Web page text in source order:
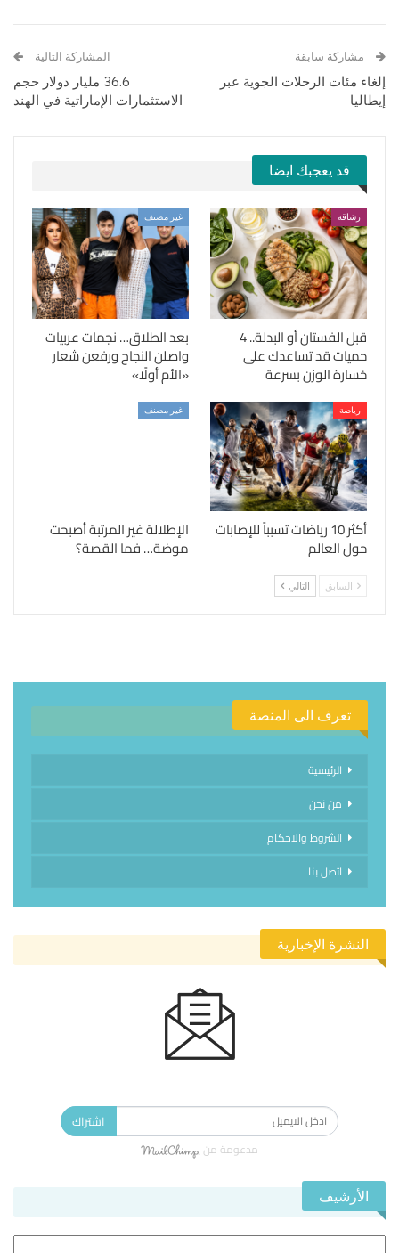
مشاركة سابقة
إلغاء مئات الرحلات الجوية عبر
إيطاليا
المشاركة التالية
36.6 مليار دولار حجم
الاستثمارات الإماراتية في الهند
قد يعجبك ايضا
رشاقة
قبل الفستان أو البدلة.. 4
حميات قد تساعدك على
خسارة الوزن بسرعة
غير مصنف
بعد الطلاق… نجمات عربيات
واصلن النجاح ورفعن شعار
«الأم أولًا»
رياضة
أكثر 10 رياضات تسبباً للإصابات
حول العالم
غير مصنف
الإطلالة غير المرتبة أصبحت
موضة… فما القصة؟
السابق التالي
تعرف الى المنصة
الرئيسية
من نحن
الشروط والاحكام
اتصل بنا
النشرة الإخبارية
اشتراك
مدعومة من
الأرشيف